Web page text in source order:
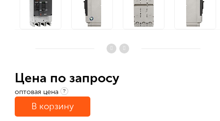
Цена по запросу
оптовая цена ?
В корзину